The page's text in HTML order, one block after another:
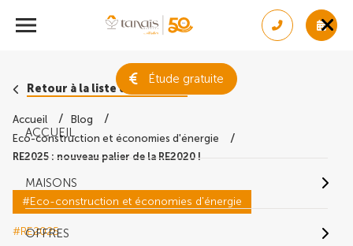
Étude gratuite
ACCUEIL
MAISONS
OFFRES
Retour à la liste des conseils
Accueil
Blog
Eco-construction et économies d'énergie
RE2025 : nouveau palier de la RE2020 !
#Eco-construction et économies d'énergie
#RE2025